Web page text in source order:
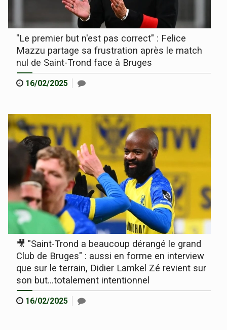
"Le premier but n'est pas correct" : Felice
Mazzu partage sa frustration après le match
nul de Saint-Trond face à Bruges
16/02/2025
🎥 "Saint-Trond a beaucoup dérangé le grand
Club de Bruges" : aussi en forme en interview
que sur le terrain, Didier Lamkel Zé revient sur
son but...totalement intentionnel
16/02/2025